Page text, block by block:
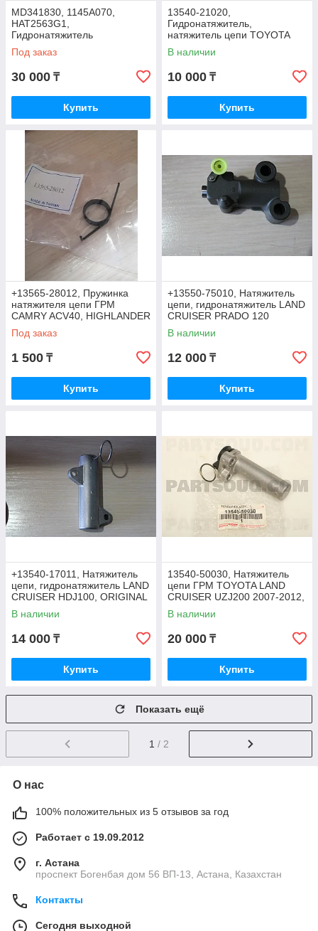
MD341830, 1145A070,
HAT2563G1,
Гидронатяжитель
MITSUBISHI PAJERO SPORT
K96W, MONTERO SPORT,
Под заказ
30 000 ₸
Купить
13540-21020,
Гидронатяжитель,
натяжитель цепи TOYOTA
YARIS NCP90 NCP93 2006-
2016, JAPAN CARS, TAIWAN
В наличии
10 000 ₸
Купить
+13565-28012, Пружинка
натяжителя цепи ГРМ
CAMRY ACV40, HIGHLANDER
ACU20, CLOYES, TAIWAN
Под заказ
1 500 ₸
Купить
+13550-75010, Натяжитель
цепи, гидронатяжитель LAND
CRUISER PRADO 120
TRJ120, HILUX TGN26,
ORIGINAL
В наличии
12 000 ₸
Купить
+13540-17011, Натяжитель
цепи, гидронатяжитель LAND
CRUISER HDJ100, ORIGINAL
В наличии
14 000 ₸
Купить
13540-50030, Натяжитель
цепи ГРМ TOYOTA LAND
CRUISER UZJ200 2007-2012,
JAPAN
В наличии
20 000 ₸
Купить
Показать ещё
1 / 2
О нас
100% положительных из 5 отзывов за год
Работает с 19.09.2012
г. Астана
проспект Богенбая дом 56 ВП-13, Астана, Казахстан
Контакты
Сегодня выходной